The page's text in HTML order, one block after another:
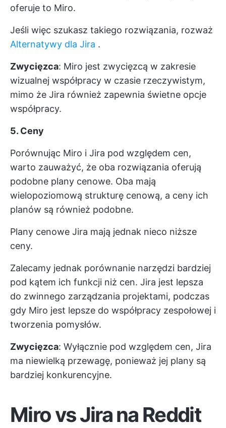
oferuje to Miro.
Jeśli więc szukasz takiego rozwiązania, rozważ
Alternatywy dla Jira .
Zwycięzca: Miro jest zwycięzcą w zakresie
wizualnej współpracy w czasie rzeczywistym,
mimo że Jira również zapewnia świetne opcje
współpracy.
5. Ceny
Porównując Miro i Jira pod względem cen,
warto zauważyć, że oba rozwiązania oferują
podobne plany cenowe. Oba mają
wielopoziomową strukturę cenową, a ceny ich
planów są również podobne.
Plany cenowe Jira mają jednak nieco niższe
ceny.
Zalecamy jednak porównanie narzędzi bardziej
pod kątem ich funkcji niż cen. Jira jest lepsza
do zwinnego zarządzania projektami, podczas
gdy Miro jest lepsze do współpracy zespołowej i
tworzenia pomysłów.
Zwycięzca: Wyłącznie pod względem cen, Jira
ma niewielką przewagę, ponieważ jej plany są
bardziej konkurencyjne.
Miro vs Jira na Reddit